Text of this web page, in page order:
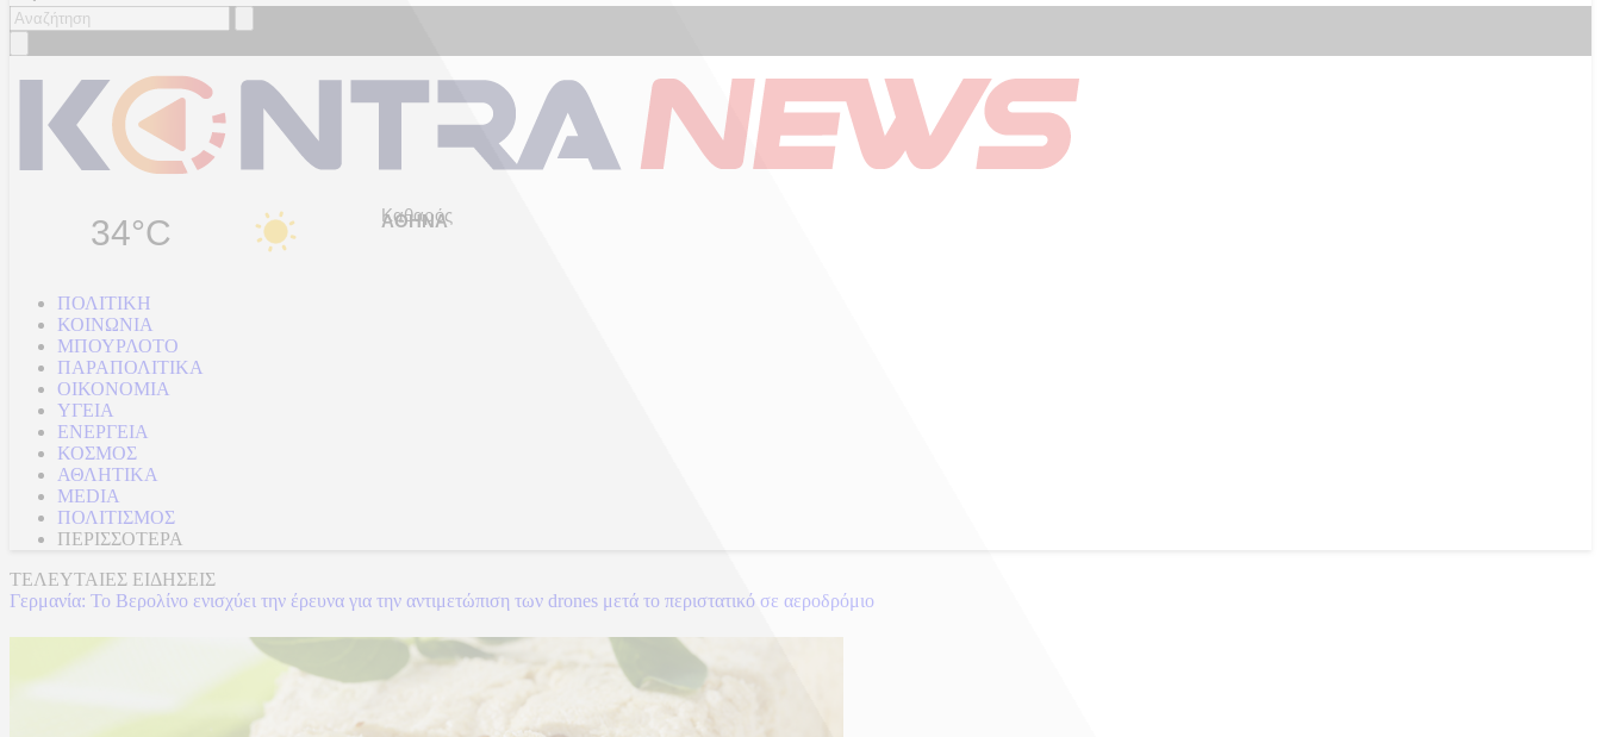
34°C Καθαρός
ΠΟΛΙΤΙΚΗ
ΚΟΙΝΩΝΙΑ
ΜΠΟΥΡΛΟΤΟ
ΠΑΡΑΠΟΛΙΤΙΚΑ
ΟΙΚΟΝΟΜΙΑ
ΥΓΕΙΑ
ΕΝΕΡΓΕΙΑ
ΚΟΣΜΟΣ
ΑΘΛΗΤΙΚΑ
MEDIA
ΠΟΛΙΤΙΣΜΟΣ
ΠΕΡΙΣΣΟΤΕΡΑ
ΤΕΛΕΥΤΑΙΕΣ ΕΙΔΗΣΕΙΣ
Γερμανία: Το Βερολίνο ενισχύει την έρευνα για την αντιμετώπιση των drones μετά το περιστατικό σε αεροδρόμιο